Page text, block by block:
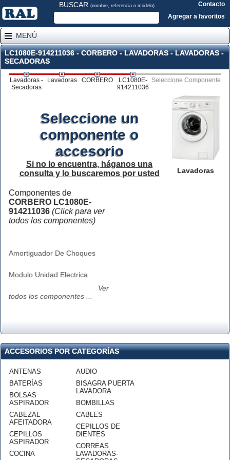
BUSCAR (nombre, referencia o modelo)
Contacto
Agregar a favoritos
MENÚ
LC1080E-914211036 - CORBERO - LAVADORAS - LAVADORAS -
SECADORAS
Lavadoras -
Secadoras
Lavadoras CORBERO
LC1080E-
914211036
Seleccione Componente
Lavadoras
Seleccione un
componente o
accesorio
Si no lo encuentra, háganos una
consulta y lo buscaremos por usted
Componentes de
CORBERO LC1080E-
914211036 (Click para ver
todos los componentes)
Amortiguador De Choques
Modulo Unidad Electrica
Ver
todos los componentes ...
ACCESORIOS POR CATEGORÍAS
ANTENAS
BATERÍAS
BOLSAS
ASPIRADOR
CABEZAL
AFEITADORA
CEPILLOS
ASPIRADOR
COCINA
AUDIO
BISAGRA PUERTA
LAVADORA
BOMBILLAS
CABLES
CEPILLOS DE
DIENTES
CORREAS
LAVADORAS-